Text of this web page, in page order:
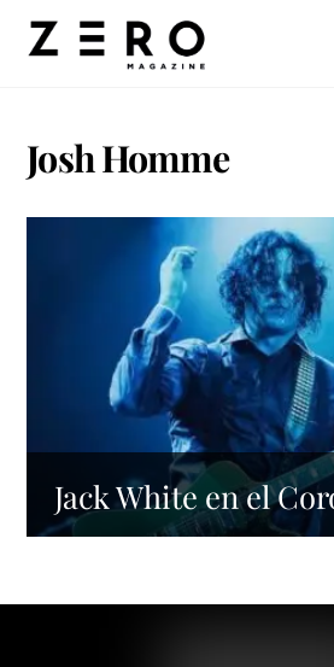
Josh Homme
Jack White en el